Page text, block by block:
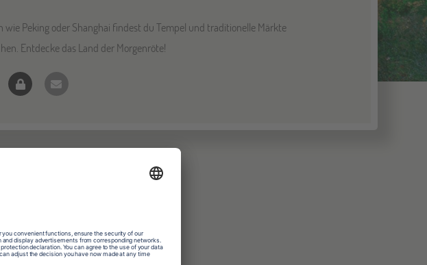
Peking oder Shanghai findest du Tempel und traditionelle Märkte
Entdecke das Land der Morgenröte!